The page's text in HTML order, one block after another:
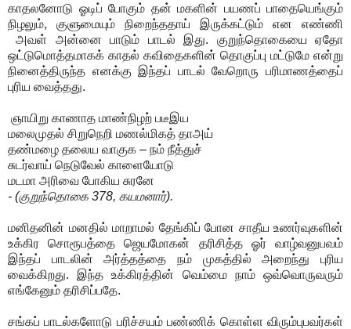
காதலனோடு ஓடிப் போகும் தன் மகளின் பயணப் பாதையெங்கும்
நிழலும், குளுமையும் நிறைந்ததாய் இருக்கட்டும் என எண்ணி
அவள் அன்னை பாடும் பாடல் இது. குறுந்தொகையை ஏதோ
ஒட்டுமொத்தமாகக் காதல் கவிதைகளின் தொகுப்பு மட்டுமே என்று
நினைத்திருந்த எனக்கு இந்தப் பாடல் வேறொரு பரிமாணத்தைப்
புரிய வைத்தது.
ஞாயிறு காணாத மாண்நிழற் படீஇய
மலைமுதல் சிறுநெறி மணல்மிகத் தாஅய்
தண்மழை தலைய வாகுக – நம் நீத்துச்
சுடர்வாய் நெடுவேல் காளையோடு
மடமா அரிவை போகிய சுரனே
- (குறுந்தொகை 378, கயமனார்).
மனிதனின் மனதில் மாறாமல் தேங்கிப் போன சாதீய உணர்வுகளின்
உக்கிர சொரூபத்தை ஜெயமோகன் தரிசித்த ஓர் வாழ்வனுபவம்
இந்தப் பாடலின் அர்த்தத்தை நம் முகத்தில் அறைந்து புரிய
வைக்கிறது. இந்த உக்கிரத்தின் வெம்மை நாம் ஒவ்வொருவரும்
எங்கேனும் தரிசிப்பதே.
சங்கப் பாடல்களோடு பரிச்சயம் பண்ணிக் கொள்ள விரும்புபவர்கள்